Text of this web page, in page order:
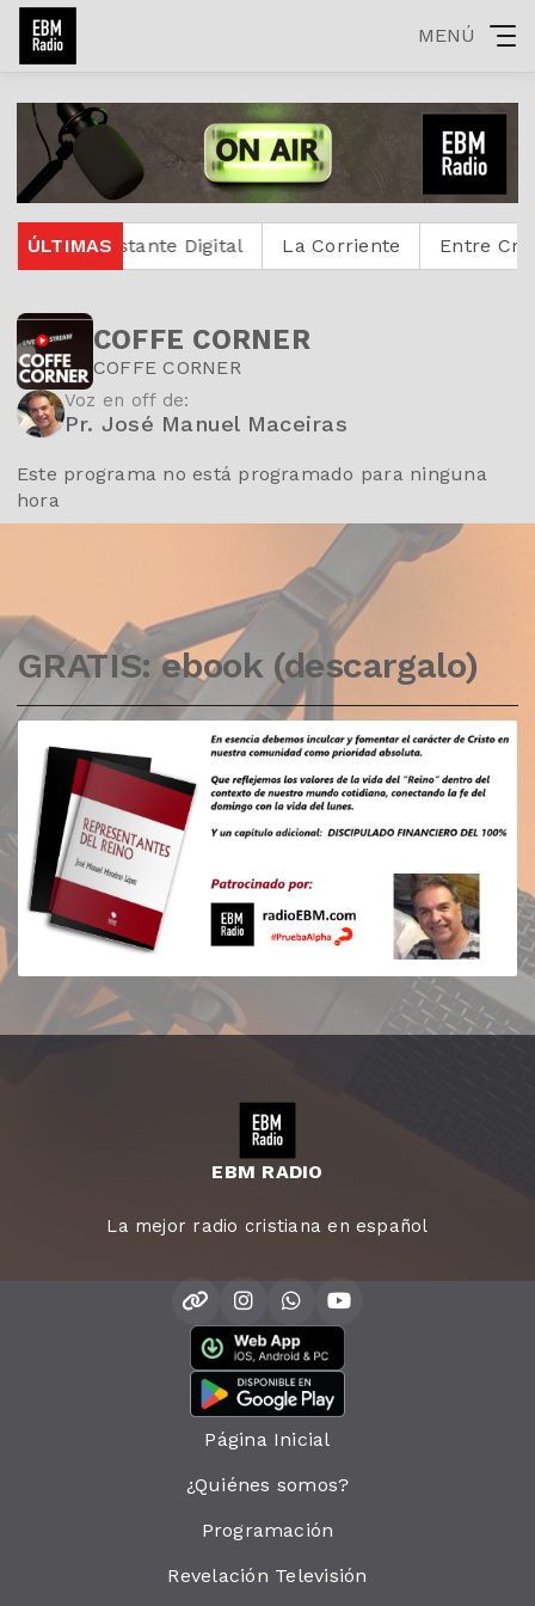
MENÚ
ÚLTIMAS
Protestante Digital La Corriente Entre
COFFE CORNER
COFFE CORNER
Voz en off de:
Pr. José Manuel Maceiras
Este programa no está programado para ninguna
hora
GRATIS: ebook (descargalo)
EBM RADIO
La mejor radio cristiana en español
Página Inicial
¿Quiénes somos?
Programación
Revelación Televisión